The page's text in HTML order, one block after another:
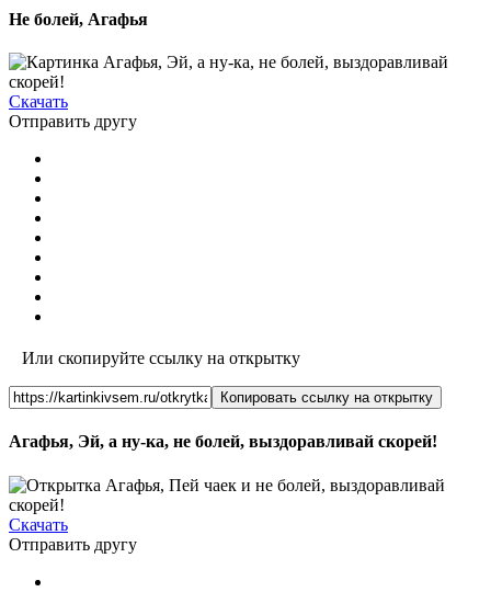
Не болей, Агафья
Скачать
Отправить другу
Или скопируйте ссылку на открытку
Копировать ссылку на открытку
Агафья, Эй, а ну-ка, не болей, выздоравливай скорей!
Скачать
Отправить другу